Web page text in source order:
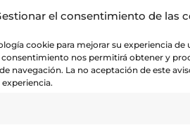
el consentimiento de las
cookie para mejorar su experiencia de
nos permitirá obtener y
navegación. La no aceptación de este